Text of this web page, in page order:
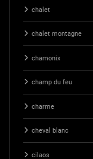
chalet
chalet montagne
chamonix
champ du feu
charme
cheval blanc
cilaos